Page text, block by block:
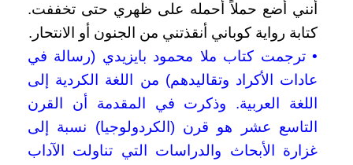
أنني أضع حملاً أحمله على ظهري حتى تخففت.
كتابة رواية كوباني أنقذتني من الجنون أو الانتحار.
• ترجمت كتاب ملا محمود بايزيدي (رسالة في
عادات الأكراد وتقاليدهم) من اللغة الكردية إلى
اللغة العربية. وذكرت في المقدمة أن القرن
التاسع عشر هو قرن (الكردولوجيا) نسبة إلى
غزارة الأبحاث والدراسات التي تناولت الآداب